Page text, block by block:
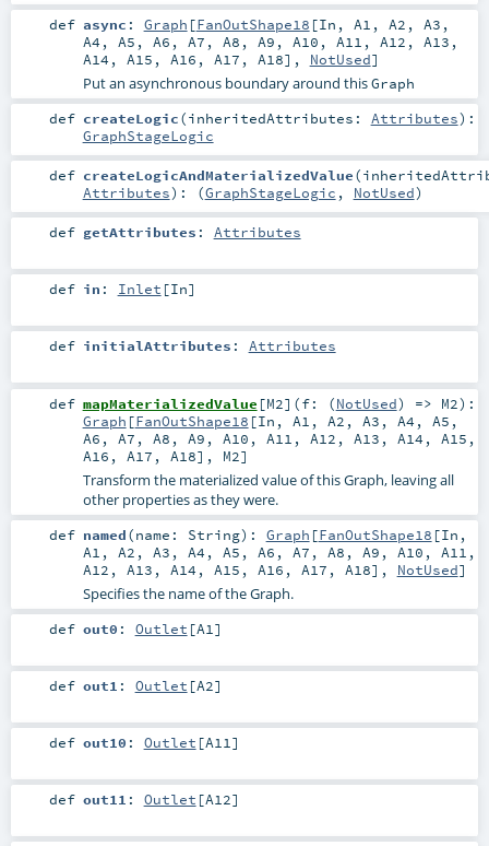
def async : Graph [FanOutShape18 [In , A1 , A2 , A3 ,
A4 , A5 , A6 , A7 , A8 , A9 , A10 , A11 , A12 , A13 ,
A14 , A15 , A16 , A17 , A18], NotUsed]
Put an asynchronous boundary around thisGraph
def createLogic(inheritedAttributes: Attributes) :
GraphStageLogic
def createLogicAndMaterializedValue(
Attributes) : (GraphStageLogic , NotUsed)
def getAttributes : Attributes
def in : Inlet [In]
def initialAttributes : Attributes
def mapMaterializedValue [M2] (f: (NotUsed) => M2) :
Graph [FanOutShape18 [In , A1 , A2 , A3 , A4 , A5 ,
A6 , A7 , A8 , A9 , A10 , A11 , A12 , A13 , A14 , A15 ,
A16 , A17 , A18], M2]
Transform the materialized value of this Graph, leaving all
other properties as they were.
def named(name: String) : Graph [FanOutShape18 [In ,
A1 , A2 , A3 , A4 , A5 , A6 , A7 , A8 , A9 , A10 , A11 ,
A12 , A13 , A14 , A15 , A16 , A17 , A18], NotUsed]
Specifies the name of the Graph.
def out0 : Outlet [A1 ]
def out1 : Outlet [A2]
def out10 : Outlet [A11 ]
def out11 : Outlet [A12]